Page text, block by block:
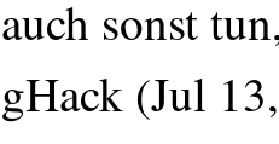
auch sonst
gHack (Jul